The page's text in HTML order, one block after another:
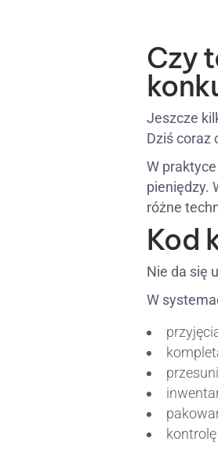
Czy
Jeszcze
Dziś coraz
W
pieniędzy.
różne
Kod
Nie da się
W